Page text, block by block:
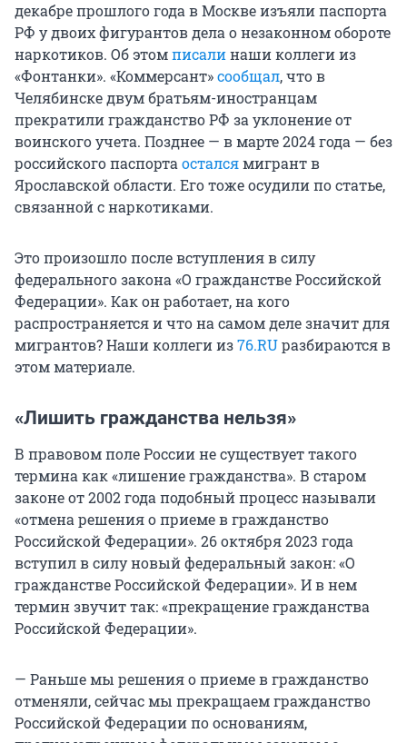
декабре прошлого года в Москве изъяли паспорта
РФ у двоих фигурантов дела о незаконном обороте
наркотиков. Об этомписалинаши коллеги из
«Фонтанки». «Коммерсант»сообщал, что в
Челябинске двум братьям-иностранцам
прекратили гражданство РФ за уклонение от
воинского учета. Позднее — в марте 2024 года — без
российского паспортаосталсямигрант в
Ярославской области. Его тоже осудили по статье,
связанной с наркотиками.
Это произошло после вступления в силу
федерального закона «О гражданстве Российской
Федерации». Как он работает, на кого
распространяется и что на самом деле значит для
мигрантов? Наши коллеги из76.RUразбираются в
этом материале.
«Лишить гражданства нельзя»
В правовом поле России не существует такого
термина как «лишение гражданства». В старом
законе от 2002 года подобный процесс называли
«отмена решения о приеме в гражданство
Российской Федерации». 26 октября 2023 года
вступил в силу новый федеральный закон: «О
гражданстве Российской Федерации». И в нем
термин звучит так: «прекращение гражданства
Российской Федерации».
— Раньше мы решения о приеме в гражданство
отменяли, сейчас мы прекращаем гражданство
Российской Федерации по основаниям,